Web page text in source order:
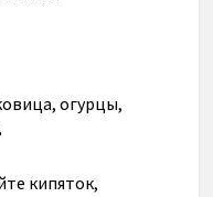
огурцы,
кипяток,